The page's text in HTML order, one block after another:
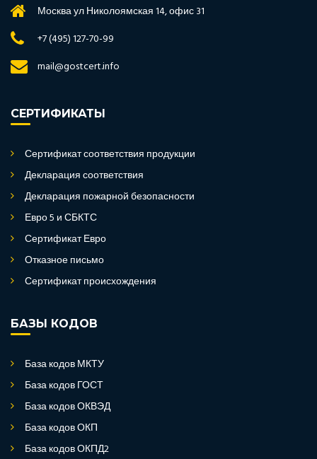
Москва ул Николоямская 14, офис 31
+7 (495) 127-70-99
mail@gostcert.info
СЕРТИФИКАТЫ
Сертификат соответствия продукции
Декларация соответствия
Декларация пожарной безопасности
Евро 5 и СБКТС
Сертификат Евро
Отказное письмо
Сертификат происхождения
БАЗЫ КОДОВ
База кодов МКТУ
База кодов ГОСТ
База кодов ОКВЭД
База кодов ОКП
База кодов ОКПД2